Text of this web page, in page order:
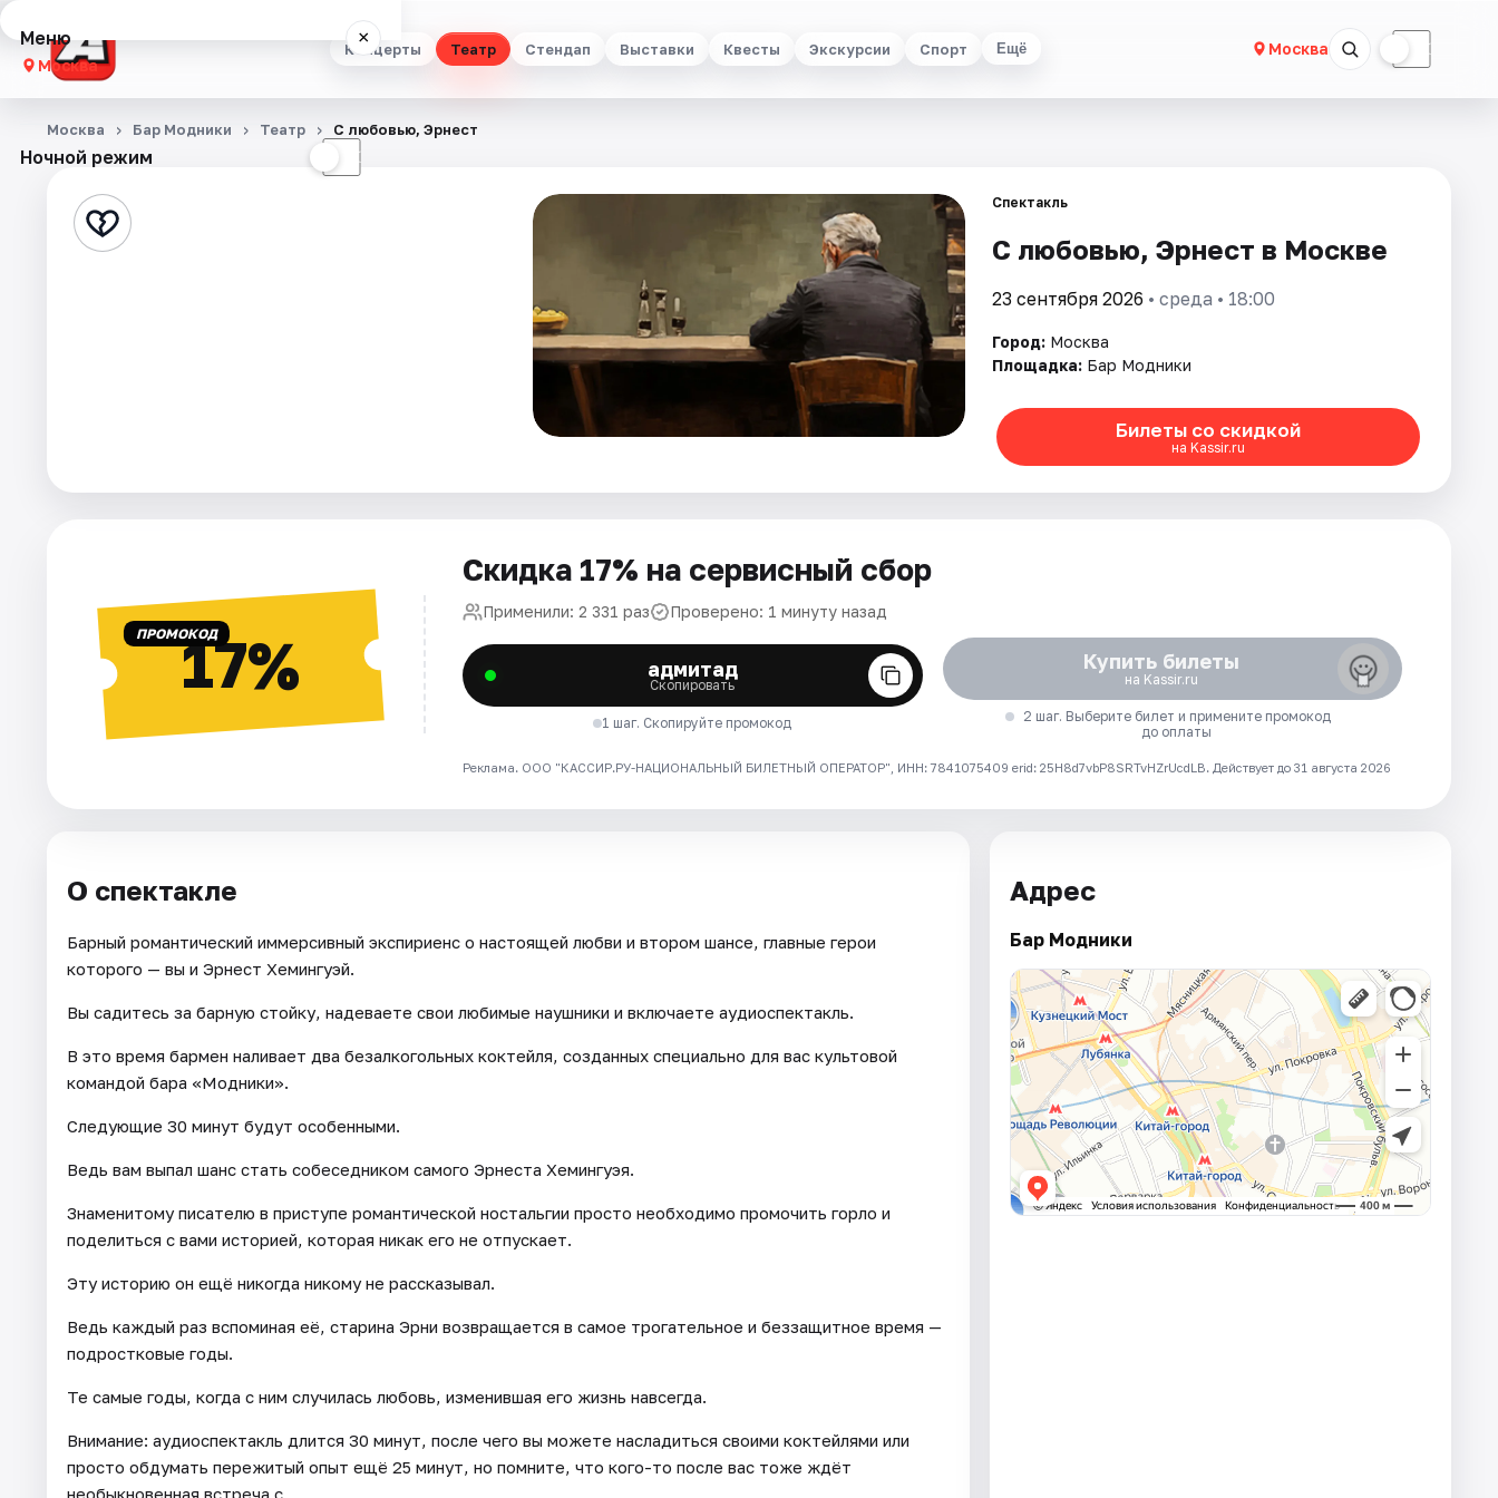
Концерты Театр Стендап Выставки Квесты Экскурсии Спорт Ещё Москва ☾
Меню ×
Москва
Концерты
Стендап
Площадки
Рейтинги
Ночной режим ☾
Москва Бар Модники Театр С любовью, Эрнест
Спектакль
С любовью, Эрнест в Москве
23 сентября 2026 • среда • 18:00
Город: Москва
Площадка: Бар Модники
Билеты со скидкой
на Kassir.ru
ПРОМОКОД17%
Скидка 17% на сервисный сбор
Применили: 2 331 раз Проверено: 1 минуту назад
адмитад
Скопировать
1 шаг. Скопируйте промокод
Купить билеты
на Kassir.ru
2 шаг. Выберите билет и примените промокод
до оплаты
Реклама. ООО "КАССИР.РУ-НАЦИОНАЛЬНЫЙ БИЛЕТНЫЙ ОПЕРАТОР", ИНН: 7841075409 erid: 25H8d7vbP8SRTvHZrUcdLB. Действует до 31 августа 2026
О спектакле
Барный романтический иммерсивный экспириенс о настоящей любви и втором шансе, главные герои
которого — вы и Эрнест Хемингуэй.
Вы садитесь за барную стойку, надеваете свои любимые наушники и включаете аудиоспектакль.
В это время бармен наливает два безалкогольных коктейля, созданных специально для вас культовой
командой бара «Модники».
Следующие 30 минут будут особенными.
Ведь вам выпал шанс стать собеседником самого Эрнеста Хемингуэя.
Знаменитому писателю в приступе романтической ностальгии просто необходимо промочить горло и
поделиться с вами историей, которая никак его не отпускает.
Эту историю он ещё никогда никому не рассказывал.
Ведь каждый раз вспоминая её, старина Эрни возвращается в самое трогательное и беззащитное время —
подростковые годы.
Те самые годы, когда с ним случилась любовь, изменившая его жизнь навсегда.
Внимание: аудиоспектакль длится 30 минут, после чего вы можете насладиться своими коктейлями или
просто обдумать пережитый опыт ещё 25 минут, но помните, что кого-то после вас тоже ждёт
необыкновенная встреча с
Адрес
Бар Модники